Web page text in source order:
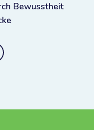
Bewusstheit